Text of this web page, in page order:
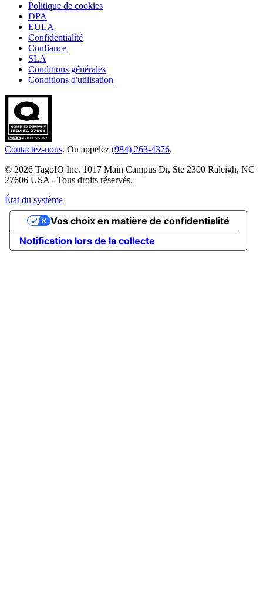
Politique de cookies
DPA
EULA
Confidentialité
Confiance
SLA
Conditions générales
Conditions d'utilisation
Contactez-nous. Ou appelez (984) 263-4376.
© 2026 TagoIO Inc. 1017 Main Campus Dr, Ste 2300 Raleigh, NC
27606 USA - Tous droits réservés.
État du système
Notification lors de la collecte
Vos choix en matière de confidentialité